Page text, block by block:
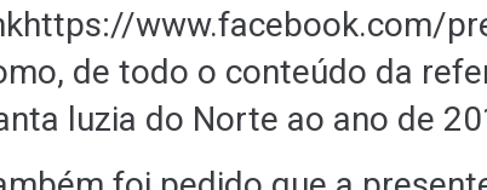
www.facebook.com/
de todo o conteúdo da
luzia do Norte ao ano de